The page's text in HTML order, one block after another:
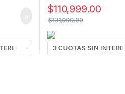
$110,999.00
$131,999.00